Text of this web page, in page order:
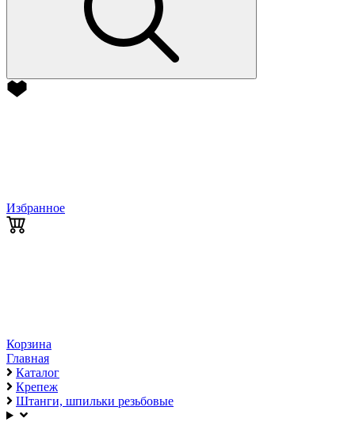
Избранное
Корзина
Главная
Каталог
Крепеж
Штанги, шпильки резьбовые